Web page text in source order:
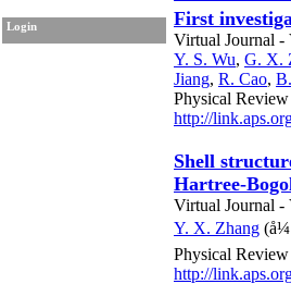
Login First
Virtual Journal -
Y. S. Wu, G. X.
Jiang, R. Cao,
Physical
http://
Shell
Hartree-
Virtual Journal -
Y. X. Zhang (å¼
Physical
http://